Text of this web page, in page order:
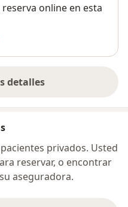
online en esta
detalles
la dirección
privados. Usted
reservar, o encontrar
aseguradora.